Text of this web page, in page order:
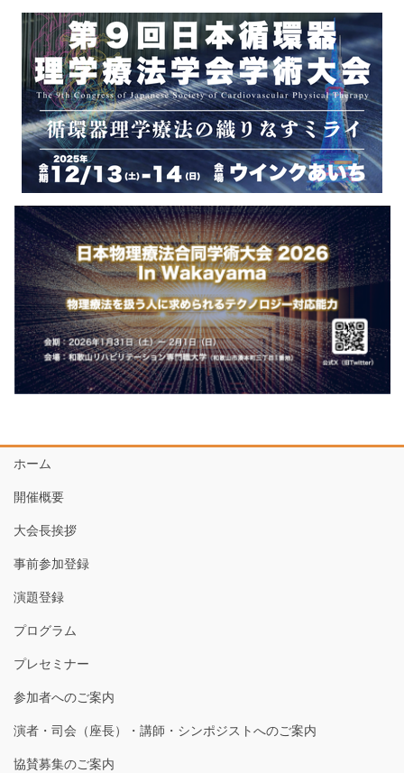
ホーム
開催概要
大会長挨拶
事前参加登録
演題登録
プログラム
プレセミナー
参加者へのご案内
演者・司会（座長）・講師・シンポジストへのご案内
協賛募集のご案内